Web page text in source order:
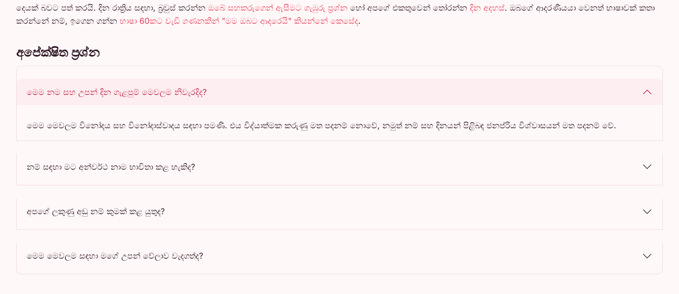
දෙයක් බවට පත් කරයි. දින රාත්‍රිය සඳහා, බ්‍රවුස් කරන්න ඔබේ සහකරුගෙන් ඇසීමට ගැඹුරු ප්‍රශ්න හෝ අපගේ එකතුවෙන් තෝරන්න දින අදහස්. ඔබගේ ආදරණීයයා වෙනත් භාෂාවක් කතා
කරන්නේ නම්, ඉගෙන ගන්න භාෂා 60කට වැඩි ගණනකින් "මම ඔබට ආදරෙයි" කියන්නේ කෙසේද.
අපේක්ෂිත ප්‍රශ්න
මෙම නම සහ උපන් දින ගැළපුම් මෙවලම නිවැරදිද?
මෙම මෙවලම විනෝදය සහ විනෝදාස්වාදය සඳහා පමණි. එය විද්යාත්මක කරුණු මත පදනම් නොවේ, නමුත් නම් සහ දිනයන් පිළිබඳ ජනප්රිය විශ්වාසයන් මත පදනම් වේ.
නම් සඳහා මට අන්වර්ථ නාම භාවිතා කළ හැකිද?
අපගේ ලකුණු අඩු නම් කුමක් කළ යුතුද?
මෙම මෙවලම සඳහා මගේ උපන් වේලාව වැදගත්ද?